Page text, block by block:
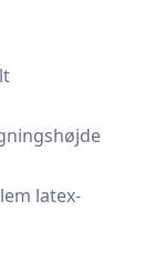
latex-